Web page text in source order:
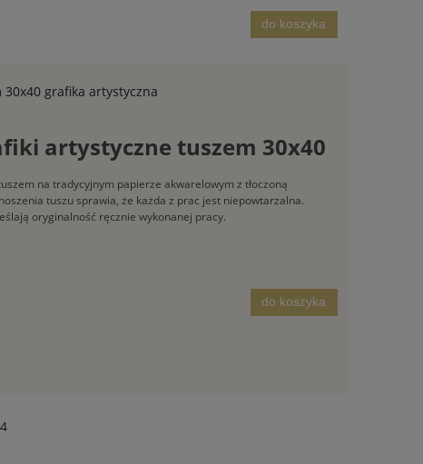
do koszyka
grafika artystyczna
artystyczne tuszem 30x40
na tradycyjnym papierze akwarelowym z tłoczoną
tuszu sprawia, że każda z prac jest niepowtarzalna.
oryginalność ręcznie wykonanej pracy.
do koszyka